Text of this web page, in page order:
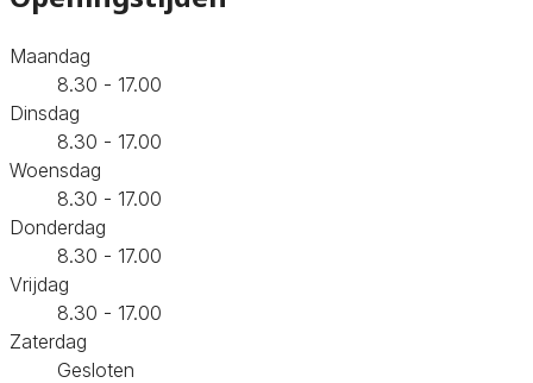
Maandag
8.30 - 17.00
Dinsdag
8.30 - 17.00
Woensdag
8.30 - 17.00
Donderdag
8.30 - 17.00
Vrijdag
8.30 - 17.00
Zaterdag
Gesloten